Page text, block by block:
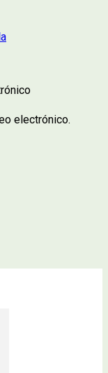
electrónico.